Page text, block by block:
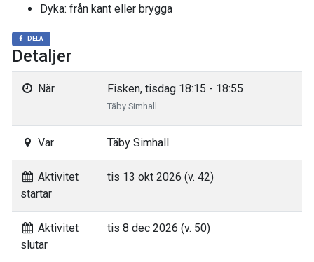
Dyka: från kant eller brygga
DELA
Detaljer
När Fisken, tisdag 18:15 - 18:55
Täby Simhall
Var Täby Simhall
Aktivitet
startar
tis 13 okt 2026 (v. 42)
Aktivitet
slutar
tis 8 dec 2026 (v. 50)